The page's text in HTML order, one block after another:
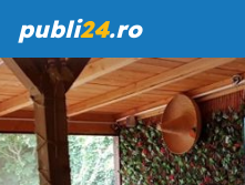
publi24.ro